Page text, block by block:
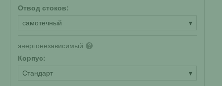
Отвод стоков:
самотечный
▾
энергонезависимый ?
Корпус:
Стандарт
▾